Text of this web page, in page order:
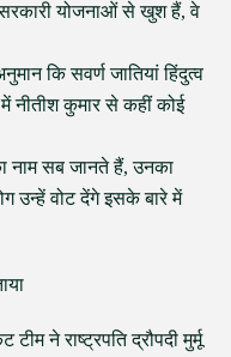
योजनाओं से खुश हैं, वे
कि सवर्ण जातियां हिंदुत्व
नीतीश कुमार से कहीं कोई
नाम सब जानते हैं, उनका
उन्हें वोट देंगे इसके बारे में
ने राष्ट्रपति द्रौपदी मुर्मू